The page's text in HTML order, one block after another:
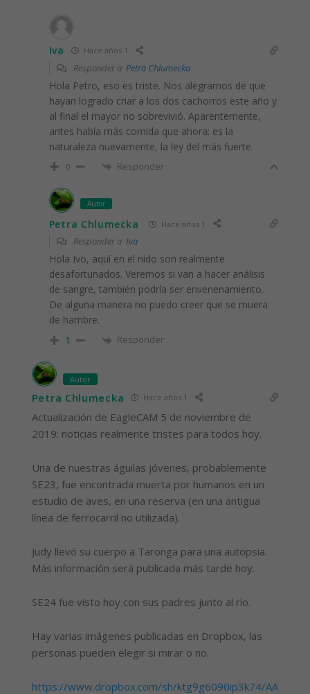
Iva Hace años 1
Responder a Petra Chlumecka
Hola Petro, eso es triste. Nos alegramos de que
hayan logrado criar a los dos cachorros este año y
al final el mayor no sobrevivió. Aparentemente,
antes había más comida que ahora: es la
naturaleza nuevamente, la ley del más fuerte.
0 Responder
Autor
Petra Chlumecka Hace años 1
Responder a Iva
Hola Ivo, aquí en el nido son realmente
desafortunados. Veremos si van a hacer análisis
de sangre, también podría ser envenenamiento.
De alguna manera no puedo creer que se muera
de hambre.
1 Responder
Autor
Petra Chlumecka Hace años 1
Actualización de EagleCAM 5 de noviembre de
2019: noticias realmente tristes para todos hoy.
Una de nuestras águilas jóvenes, probablemente
SE23, fue encontrada muerta por humanos en un
estudio de aves, en una reserva (en una antigua
línea de ferrocarril no utilizada).
Judy llevó su cuerpo a Taronga para una autopsia.
Más información será publicada más tarde hoy.
SE24 fue visto hoy con sus padres junto al río.
Hay varias imágenes publicadas en Dropbox, las
personas pueden elegir si mirar o no.
https://www.dropbox.com/sh/ktg9g6090ip3k74/AA